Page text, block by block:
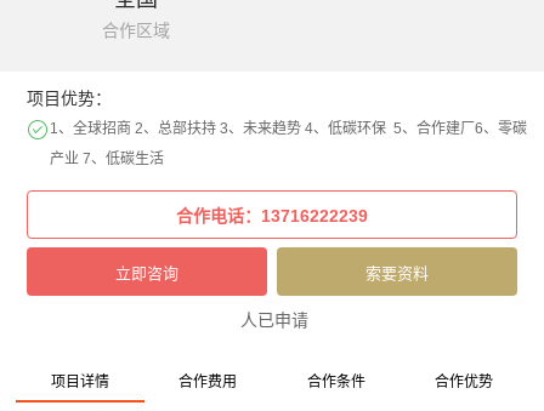
合作区域
项目优势：
1、全球招商 2、总部扶持 3、未来趋势 4、低碳环保 5、合作建厂6、零碳
产业 7、低碳生活
人已申请
项目详情 合作费用 合作条件 合作优势